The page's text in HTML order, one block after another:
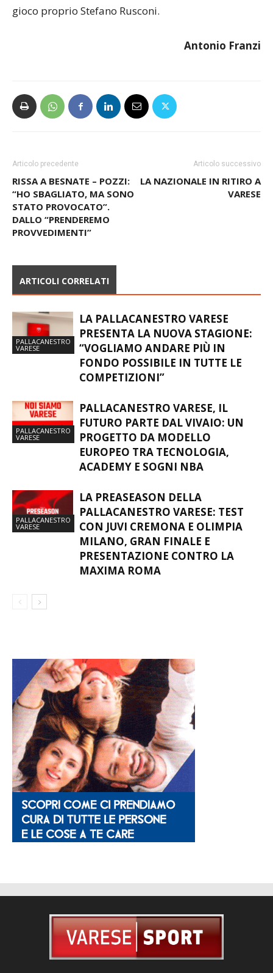
gioco proprio Stefano Rusconi.
Antonio Franzi
Articolo precedente
RISSA A BESNATE – POZZI:
“HO SBAGLIATO, MA SONO
STATO PROVOCATO”.
DALLO “PRENDEREMO
PROVVEDIMENTI”
Articolo successivo
LA NAZIONALE IN RITIRO A
VARESE
ARTICOLI CORRELATI
PALLACANESTRO
VARESE
LA PALLACANESTRO VARESE
PRESENTA LA NUOVA STAGIONE:
“VOGLIAMO ANDARE PIÙ IN
FONDO POSSIBILE IN TUTTE LE
COMPETIZIONI”
PALLACANESTRO
VARESE
PALLACANESTRO VARESE, IL
FUTURO PARTE DAL VIVAIO: UN
PROGETTO DA MODELLO
EUROPEO TRA TECNOLOGIA,
ACADEMY E SOGNI NBA
PALLACANESTRO
VARESE
LA PREASEASON DELLA
PALLACANESTRO VARESE: TEST
CON JUVI CREMONA E OLIMPIA
MILANO, GRAN FINALE E
PRESENTAZIONE CONTRO LA
MAXIMA ROMA